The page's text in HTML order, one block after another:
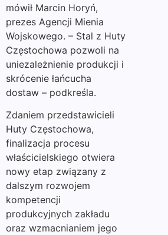
mówił Marcin Horyń,
prezes Agencji Mienia
Wojskowego. – Stal z Huty
Częstochowa pozwoli na
uniezależnienie produkcji i
skrócenie łańcucha
dostaw – podkreśla.
Zdaniem przedstawicieli
Huty Częstochowa,
finalizacja procesu
właścicielskiego otwiera
nowy etap związany z
dalszym rozwojem
kompetencji
produkcyjnych zakładu
oraz wzmacnianiem jego